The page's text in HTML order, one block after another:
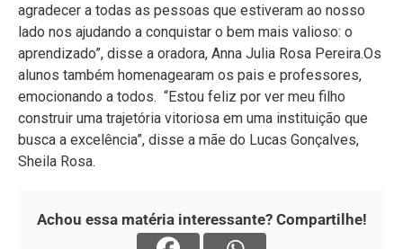
agradecer a todas as pessoas que estiveram ao nosso
lado nos ajudando a conquistar o bem mais valioso: o
aprendizado”, disse a oradora, Anna Julia Rosa Pereira.Os
alunos também homenagearam os pais e professores,
emocionando a todos. “Estou feliz por ver meu filho
construir uma trajetória vitoriosa em uma instituição que
busca a excelência”, disse a mãe do Lucas Gonçalves,
Sheila Rosa.
Achou essa matéria interessante? Compartilhe!